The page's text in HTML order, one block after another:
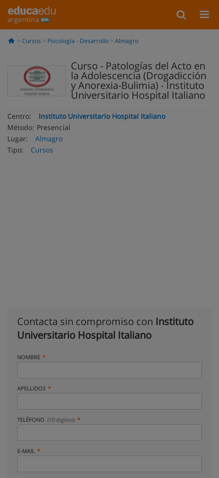
argentina
Cursos Psicología - Desarrollo Almagro
Curso - Patologías del Acto en
la Adolescencia (Drogadicción
y Anorexia-Bulimia) - Instituto
Universitario Hospital Italiano
Centro:
Instituto Universitario Hospital Italiano
Método: Presencial
Lugar:
Almagro
Tipo:
Cursos
Contacta sin compromiso con Instituto
Universitario Hospital Italiano
NOMBRE
APELLIDOS
TELÉFONO (10 dígitos)
E-MAIL